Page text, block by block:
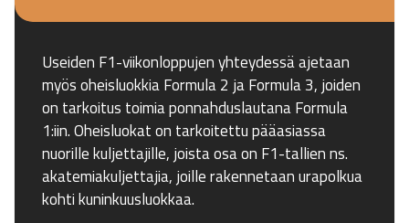
Useiden F1-viikonloppujen yhteydessä ajetaan
myös oheisluokkia Formula 2 ja Formula 3, joiden
on tarkoitus toimia ponnahduslautana Formula
1:iin. Oheisluokat on tarkoitettu pääasiassa
nuorille kuljettajille, joista osa on F1-tallien ns.
akatemiakuljettajia, joille rakennetaan urapolkua
kohti kuninkuusluokkaa.